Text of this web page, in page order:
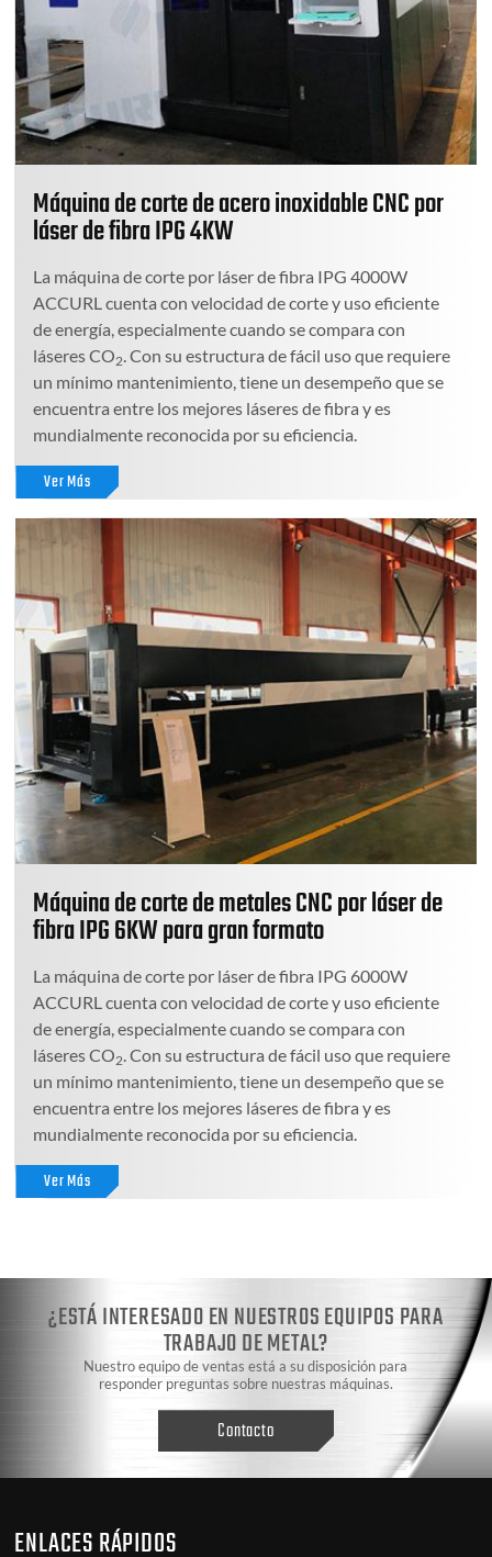
Máquina de corte de acero inoxidable CNC por
láser de fibra IPG 4KW
La máquina de corte por láser de fibra IPG 4000W
ACCURL cuenta con velocidad de corte y uso eficiente
de energía, especialmente cuando se compara con
láseres CO2. Con su estructura de fácil uso que requiere
un mínimo mantenimiento, tiene un desempeño que se
encuentra entre los mejores láseres de fibra y es
mundialmente reconocida por su eficiencia.
Ver Más
Máquina de corte de metales CNC por láser de
fibra IPG 6KW para gran formato
La máquina de corte por láser de fibra IPG 6000W
ACCURL cuenta con velocidad de corte y uso eficiente
de energía, especialmente cuando se compara con
láseres CO2. Con su estructura de fácil uso que requiere
un mínimo mantenimiento, tiene un desempeño que se
encuentra entre los mejores láseres de fibra y es
mundialmente reconocida por su eficiencia.
Ver Más
¿ESTÁ INTERESADO EN NUESTROS EQUIPOS PARA
TRABAJO DE METAL?
Nuestro equipo de ventas está a su disposición para
responder preguntas sobre nuestras máquinas.
Contacto
ENLACES RÁPIDOS